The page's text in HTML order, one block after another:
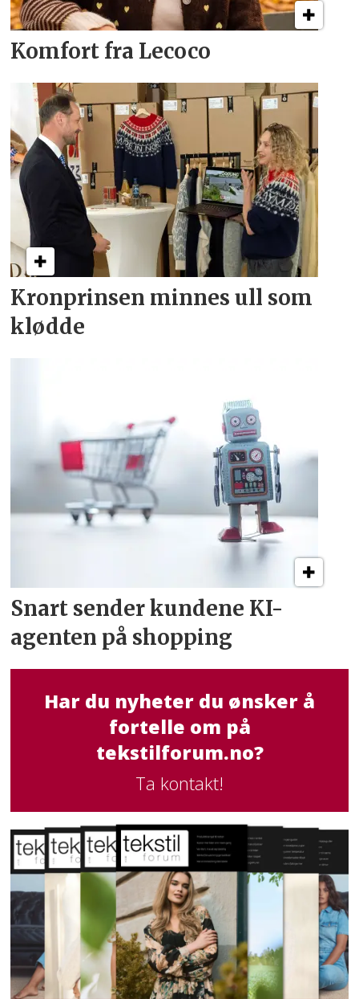
Komfort fra Lecoco
Kronprinsen minnes ull som
klødde
Snart sender kundene KI-
agenten på shopping
Har du nyheter du ønsker å
fortelle om på
tekstilforum.no?
Ta kontakt!